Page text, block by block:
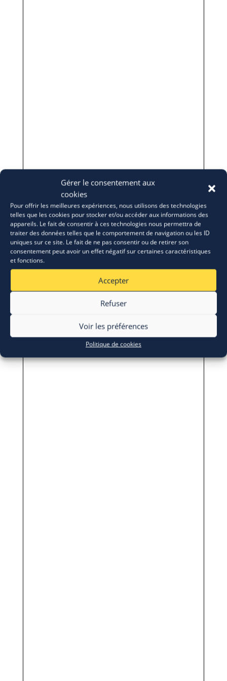
Gérer le consentement aux
cookies
Pour offrir les meilleures expériences, nous utilisons des technologies
telles que les cookies pour stocker et/ou accéder aux informations des
appareils. Le fait de consentir à ces technologies nous permettra de
traiter des données telles que le comportement de navigation ou les ID
uniques sur ce site. Le fait de ne pas consentir ou de retirer son
consentement peut avoir un effet négatif sur certaines caractéristiques
et fonctions.
Accepter
Refuser
Voir les préférences
Politique de cookies